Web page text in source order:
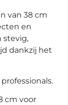
van 38 cm
en
stevig,
dankzij het
cm voor